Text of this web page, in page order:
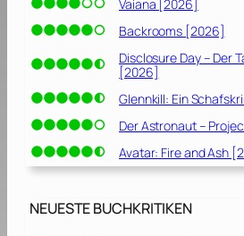
Vaiana [2026]
Backrooms [2026]
Disclosure Day – Der
[2026]
Glennkill: Ein
Der Astronaut –
Avatar: Fire and Ash
NEUESTE BUCHKRITIKEN